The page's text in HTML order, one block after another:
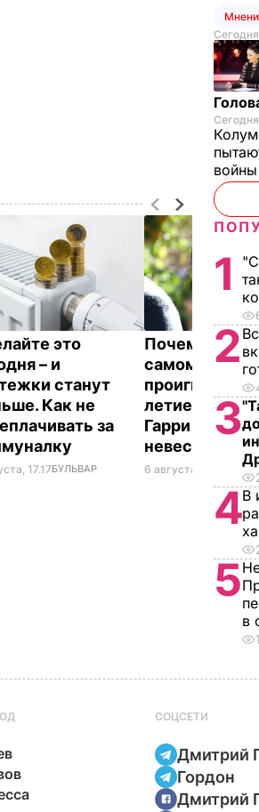
это
– и
станут
Как не
за
17.17БУЛЬВАР
Почему
самом деле
летие жены
Гарри и не
невестку
6 августа, 16.28
1
2
3
4В
5
в
СОЦСЕТИ
Дмитрий
Гордон
Дмитрий